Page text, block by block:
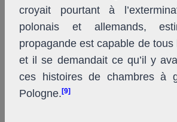
croyait pourtant à
polonais et allemands,
propagande est capable de
et il se demandait ce qu’il y
ces histoires de chambres à
Pologne.[9]